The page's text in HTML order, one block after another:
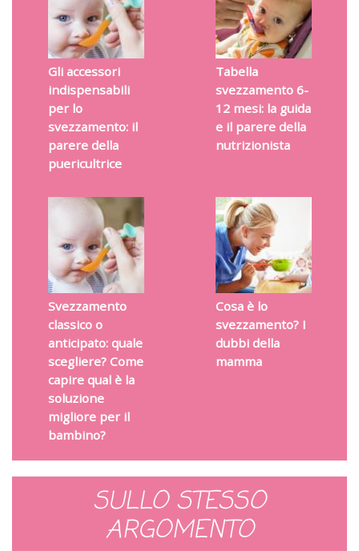
Gli accessori
indispensabili
per lo
svezzamento: il
parere della
puericultrice
Tabella
svezzamento 6-
12 mesi: la guida
e il parere della
nutrizionista
Svezzamento
classico o
anticipato: quale
scegliere? Come
capire qual è la
soluzione
migliore per il
bambino?
Cosa è lo
svezzamento? I
dubbi della
mamma
SULLO STESSO
ARGOMENTO